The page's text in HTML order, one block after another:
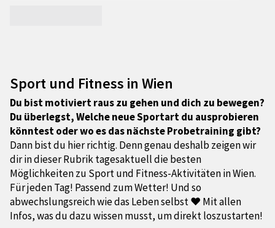
Sport und Fitness in Wien
Du bist motiviert raus zu gehen und dich zu bewegen?
Du überlegst, Welche neue Sportart du ausprobieren
könntest oder wo es das nächste Probetraining gibt?
Dann bist du hier richtig. Denn genau deshalb zeigen wir
dir in dieser Rubrik tagesaktuell die besten
Möglichkeiten zu Sport und Fitness-Aktivitäten in Wien.
Für jeden Tag! Passend zum Wetter! Und so
abwechslungsreich wie das Leben selbst ❤ Mit allen
Infos, was du dazu wissen musst, um direkt loszustarten!